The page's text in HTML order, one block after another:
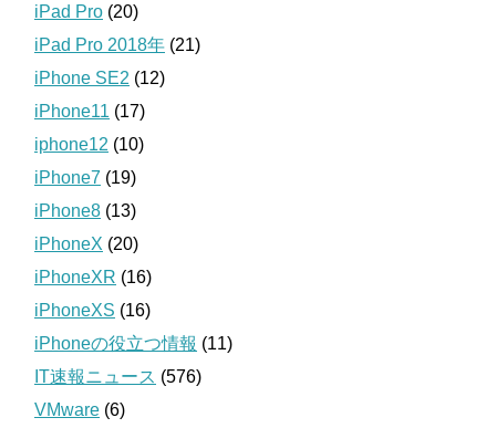
iPad Pro (20)
iPad Pro 2018年 (21)
iPhone SE2 (12)
iPhone11 (17)
iphone12 (10)
iPhone7 (19)
iPhone8 (13)
iPhoneX (20)
iPhoneXR (16)
iPhoneXS (16)
iPhoneの役立つ情報 (11)
IT速報ニュース (576)
VMware (6)